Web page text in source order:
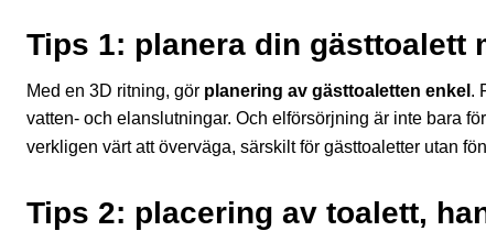
Tips 1: planera din gästtoalett
Med en 3D ritning, gör planering av gästtoaletten enkel .
vatten- och elanslutningar. Och elförsörjning är inte bara
verkligen värt att överväga, särskilt för gästtoaletter utan
Tips 2: placering av toalett,